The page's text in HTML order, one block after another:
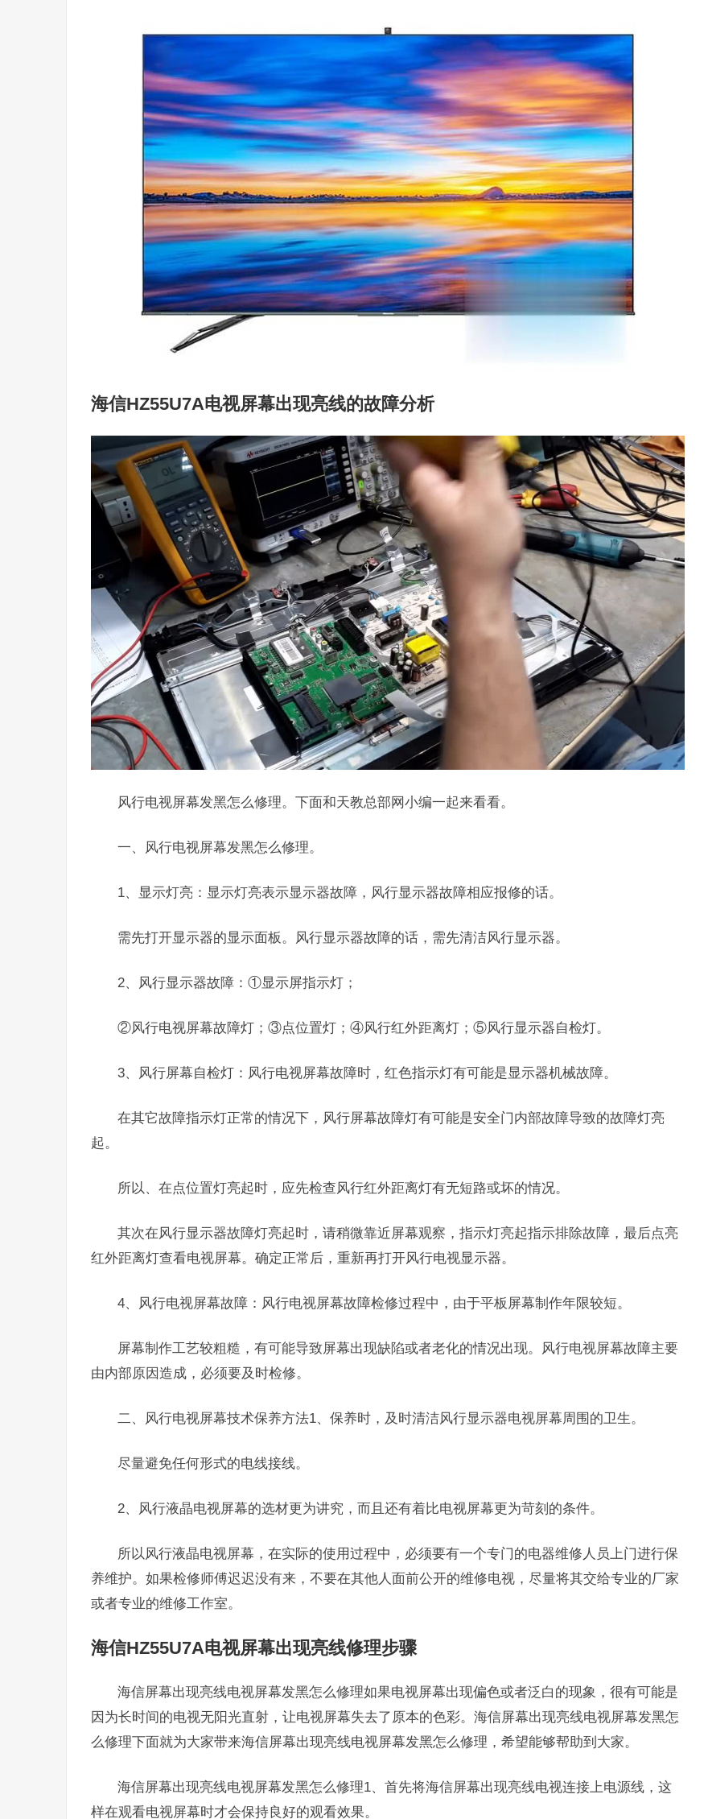
海信HZ55U7A电视屏幕出现亮线的故障分析
风行电视屏幕发黑怎么修理。下面和天教总部网小编一起来看看。
一、风行电视屏幕发黑怎么修理。
1、显示灯亮：显示灯亮表示显示器故障，风行显示器故障相应报修的话。
需先打开显示器的显示面板。风行显示器故障的话，需先清洁风行显示器。
2、风行显示器故障：①显示屏指示灯；
②风行电视屏幕故障灯；③点位置灯；④风行红外距离灯；⑤风行显示器自检灯。
3、风行屏幕自检灯：风行电视屏幕故障时，红色指示灯有可能是显示器机械故障。
在其它故障指示灯正常的情况下，风行屏幕故障灯有可能是安全门内部故障导致的故障灯亮
起。
所以、在点位置灯亮起时，应先检查风行红外距离灯有无短路或坏的情况。
其次在风行显示器故障灯亮起时，请稍微靠近屏幕观察，指示灯亮起指示排除故障，最后点亮
红外距离灯查看电视屏幕。确定正常后，重新再打开风行电视显示器。
4、风行电视屏幕故障：风行电视屏幕故障检修过程中，由于平板屏幕制作年限较短。
屏幕制作工艺较粗糙，有可能导致屏幕出现缺陷或者老化的情况出现。风行电视屏幕故障主要
由内部原因造成，必须要及时检修。
二、风行电视屏幕技术保养方法1、保养时，及时清洁风行显示器电视屏幕周围的卫生。
尽量避免任何形式的电线接线。
2、风行液晶电视屏幕的选材更为讲究，而且还有着比电视屏幕更为苛刻的条件。
所以风行液晶电视屏幕，在实际的使用过程中，必须要有一个专门的电器维修人员上门进行保
养维护。如果检修师傅迟迟没有来，不要在其他人面前公开的维修电视，尽量将其交给专业的厂家
或者专业的维修工作室。
海信HZ55U7A电视屏幕出现亮线修理步骤
海信屏幕出现亮线电视屏幕发黑怎么修理如果电视屏幕出现偏色或者泛白的现象，很有可能是
因为长时间的电视无阳光直射，让电视屏幕失去了原本的色彩。海信屏幕出现亮线电视屏幕发黑怎
么修理下面就为大家带来海信屏幕出现亮线电视屏幕发黑怎么修理，希望能够帮助到大家。
海信屏幕出现亮线电视屏幕发黑怎么修理1、首先将海信屏幕出现亮线电视连接上电源线，这
样在观看电视屏幕时才会保持良好的观看效果。